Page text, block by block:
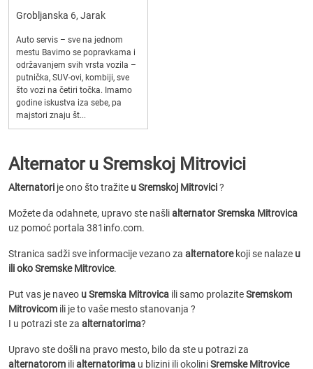
Grobljanska 6, Jarak
Auto servis – sve na jednom
mestu Bavimo se popravkama i
održavanjem svih vrsta vozila –
putnička, SUV-ovi, kombiji, sve
što vozi na četiri točka. Imamo
godine iskustva iza sebe, pa
majstori znaju št...
Alternator u Sremskoj Mitrovici
Alternatori je ono što tražite u Sremskoj Mitrovici?
Možete da odahnete, upravo ste našlialternator Sremska Mitrovica
uz pomoć portala 381info.com.
Stranica sadži sve informacije vezano za alternatorekoji se nalaze u
ili oko Sremske Mitrovice.
Put vas je naveo u Sremska Mitrovica ili samo prolaziteSremskom
Mitrovicom ili je to vaše mesto stanovanja ?
I u potrazi ste za alternatorima?
Upravo ste došli na pravo mesto, bilo da ste u potrazi za
alternatorom ilialternatorima u blizini ili okoliniSremske Mitrovice